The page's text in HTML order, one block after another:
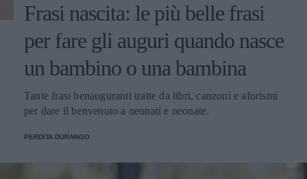
Frasi nascita: le più belle frasi
per fare gli auguri quando nasce
un bambino o una bambina
Tante frasi benauguranti tratte da libri, canzoni e aforismi
per dare il benvenuto a neonati e neonate.
PERDITA DURANGO